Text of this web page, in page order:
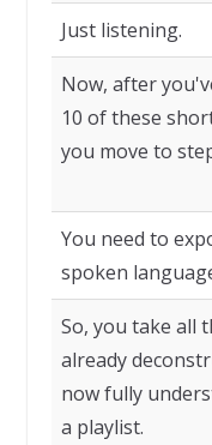
Just listening.
Now, after
10 of these
you move to
You need to
spoken
So, you take all
already
now fully
a playlist.